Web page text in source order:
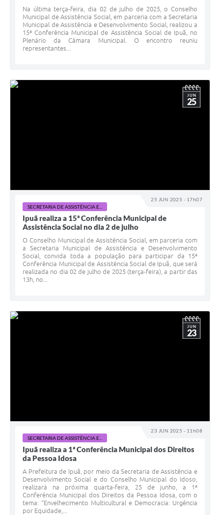
Serviços Online
Enquete
Jornal
SIC
Na última terça-feira, dia 02 de julho de 2025, o Conselho
Municipal de Assistência Social, em parceria com a Secretaria
Municipal de Assistência e Desenvolvimento Social, realizou a
15ª Conferência Municipal de Assistência Social de Ipuã, no
Plenário da Câmara Municipal. O encontro reuniu
representantes...
25 JUN 2025 - 17h07
JUN
25
SECRETARIA DE ASSISTÊNCIA E...
Ipuã realiza a 15ª Conferência Municipal de
Assistência Social no dia 2 de julho
O Conselho Municipal de Assistência Social, em parceria com
a Secretaria Municipal de Assistência e Desenvolvimento
Social, convida toda a população para participar da 15ª
Conferência Municipal de Assistência Social de Ipuã, que será
realizada no dia 02 de julho de 2025 (terça-feira), a partir das
13h, no...
23 JUN 2025 - 11h08
JUN
23
SECRETARIA DE ASSISTÊNCIA E...
Ipuã realiza a 1ª Conferência Municipal dos Direitos
da Pessoa Idosa
A Prefeitura de Ipuã, por meio da Secretaria de Assistência e
Desenvolvimento Social e do Conselho Municipal do Idoso,
realizará na próxima quarta-feira, 25 de junho, a 1ª
Conferência Municipal dos Direitos da Pessoa Idosa, com o
tema: “Envelhecimento Multicultural e Democracia: Urgência
por Equidade,...